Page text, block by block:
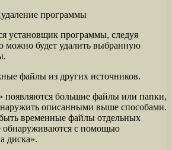
установщик программы, следуя
можно будет удалить выбранную
файлы из других источников.
появляются большие файлы или папки,
описанными выше способами.
временные файлы отдельных
обнаруживаются с помощью
диска».